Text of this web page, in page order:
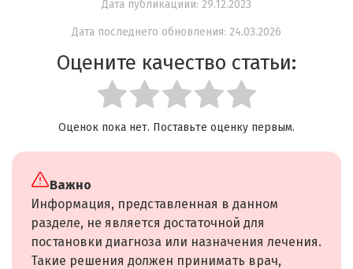
Дата публикациии: 29.12.2023
Дата последнего обновления: 24.03.2026
Оцените качество статьи:
Оценок пока нет. Поставьте оценку первым.
Важно
Информация, представленная в данном
разделе, не является достаточной для
постановки диагноза или назначения лечения.
Такие решения должен принимать врач,